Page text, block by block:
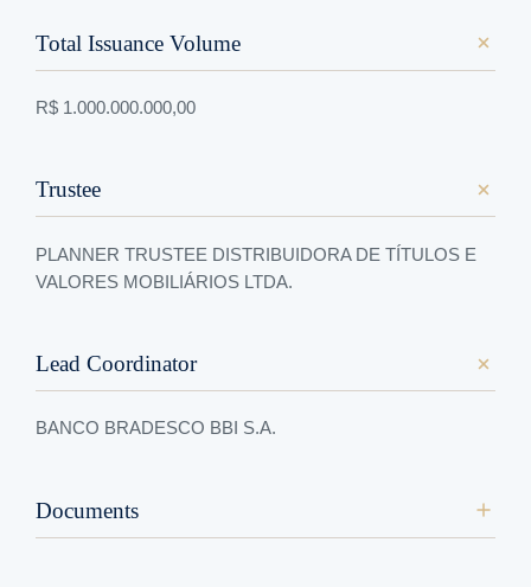
Total Issuance Volume
R$ 1.000.000.000,00
Trustee
PLANNER TRUSTEE DISTRIBUIDORA DE TÍTULOS E
VALORES MOBILIÁRIOS LTDA.
Lead Coordinator
BANCO BRADESCO BBI S.A.
Documents